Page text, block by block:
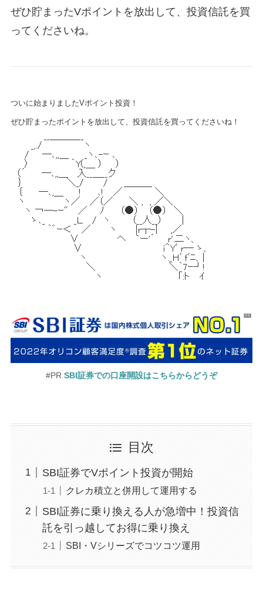
ぜひ貯まったVポイントを放出して、投資信託を買
ってくださいね。
ついに始まりましたVポイント投資！
ぜひ貯まったポイントを放出して、投資信託を買ってくださいね！
#PR SBI証券での口座開設はこちらからどうぞ
目次
SBI証券でVポイント投資が開始
クレカ積立と併用して運用する
SBI証券に乗り換える人が急増中！投資信
託を引っ越してお得に乗り換え
SBI・Vシリーズでコツコツ運用